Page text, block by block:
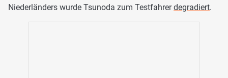
Niederländers wurde Tsunoda zum Testfahrerdegradiert.